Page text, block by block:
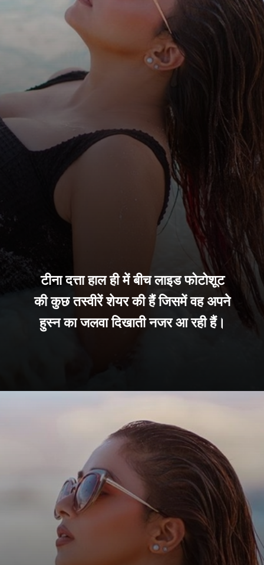
टीना दत्ता हाल ही में बीच लाइड फोटोशूट
की कुछ तस्वीरें शेयर की हैं जिसमें वह अपने
हुस्न का जलवा दिखाती नजर आ रही हैं।